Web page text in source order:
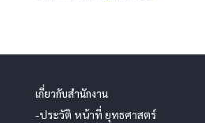
เกี่ยวกับสำนักงาน
-ประวัติ หน้าที่ ยุทธศาสตร์